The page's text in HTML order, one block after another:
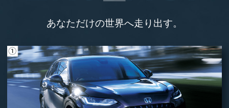
あなただけの世界へ走り出す。